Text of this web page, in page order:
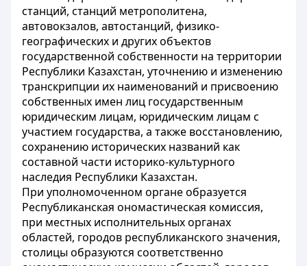
станций, станций метрополитена,
автовокзалов, автостанций, физико-
географических и других объектов
государственной собственности на территории
Республики Казахстан, уточнению и изменению
транскрипции их наименований и присвоению
собственных имен лиц государственным
юридическим лицам, юридическим лицам с
участием государства, а также восстановлению,
сохранению исторических названий как
составной части историко-культурного
наследия Республики Казахстан.
При уполномоченном органе образуется
Республиканская ономастическая комиссия,
при местных исполнительных органах
областей, городов республиканского значения,
столицы образуются соответственно